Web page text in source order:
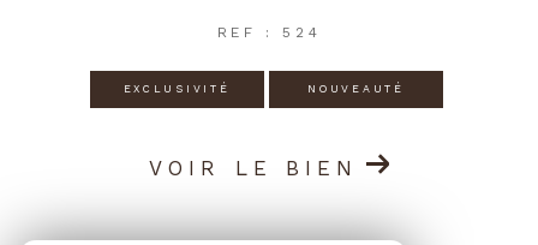
REF : 524
EXCLUSIVITÉ NOUVEAUTÉ
VOIR LE BIEN